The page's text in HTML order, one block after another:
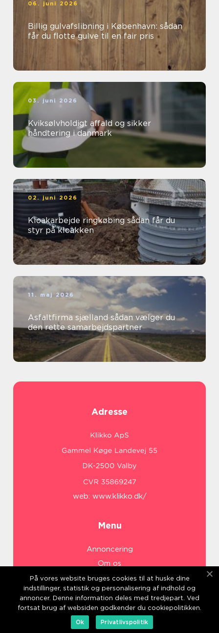
06. juni 2026
Billig gulvafslibning i København: sådan
får du flotte gulve til en fair pris
03. juni 2026
Kviksølvholdigt affald og sikker
håndtering i danmark
02. juni 2026
Kloakarbejde ringkøbing sådan får du
styr på kloakken
11. maj 2026
Asfaltfirma sjælland sådan vælger du
den rette samarbejdspartner
Adresse
web: www.klikko.dk/
Menu
Annoncering
Om os
Cookies
Kontakt os
Sitemap
På vores website bruges cookies til at huske dine
indstillinger, statistik og personalisering af indhold og
annoncer. Denne information deles med tredjepart. Ved
fortsat brug af websiden godkender du cookiepolitikken.
Ok
Privatlivspolitik